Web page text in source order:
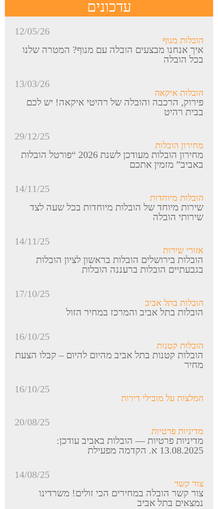
עדכונים
12/05/26
הובלות מנוף
איך אנחנו מבצעים הובלה עם מנוף? המטרה שלנו
בכל הובלה
13/03/26
הובלות איקאה
פירוק, הרכבה והובלה של רהיטי איקאה! יש לכם
בבית רהיט
29/12/25
מחירון הובלות
מחירון הובלות מעודכן לשנת 2026 “פורטל הובלות
באביב” מזמין אתכם
14/11/25
הובלות מיוחדות
שירות מיוחד של הובלות מיוחדות בכל שעה לצד
שירותי הובלה
14/11/25
אזורי שירות
הובלות בירושלים הובלות בראשון לציון הובלות
בגבעתיים הובלות ברעננה הובלות
17/10/25
הובלות בתל אביב
הובלות בתל אביב והמרכז במחיר הזול
16/10/25
הובלות קטנות
הובלות קטנות בתל אביב מהיום להיום – קבלו הצעת
מחיר
16/10/25
המלצות על מובילי דירות
20/08/25
מדיניות פרטיות
מדיניות פרטיות — הובלות באביב עודכן:
13.08.2025 א. הקדמה מפעילת
14/08/25
צור קשר
צור קשר הובלה במחירים הכי זולים! משרדינו
נמצאים בתל אביב